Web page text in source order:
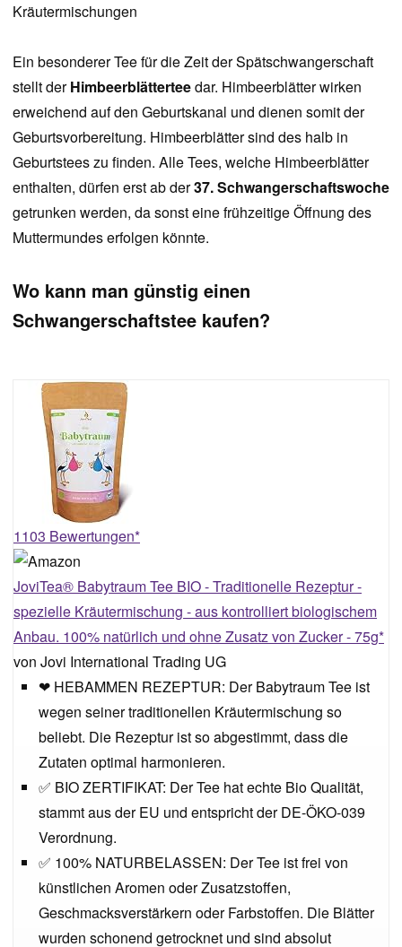
Kräutermischungen
Ein besonderer Tee für die Zeit der Spätschwangerschaft
stellt derHimbeerblätterteedar. Himbeerblätter wirken
erweichend auf den Geburtskanal und dienen somit der
Geburtsvorbereitung. Himbeerblätter sind des halb in
Geburtstees zu finden. Alle Tees, welche Himbeerblätter
enthalten, dürfen erst ab der37. Schwangerschaftswoche
getrunken werden, da sonst eine frühzeitige Öffnung des
Muttermundes erfolgen könnte.
Wo kann man günstig einen
Schwangerschaftstee kaufen?
1103 Bewertungen*
JoviTea® Babytraum Tee BIO - Traditionelle Rezeptur -
spezielle Kräutermischung - aus kontrolliert biologischem
Anbau. 100% natürlich und ohne Zusatz von Zucker - 75g*
von Jovi International Trading UG
❤ HEBAMMEN REZEPTUR: Der Babytraum Tee ist
wegen seiner traditionellen Kräutermischung so
beliebt. Die Rezeptur ist so abgestimmt, dass die
Zutaten optimal harmonieren.
✅ BIO ZERTIFIKAT: Der Tee hat echte Bio Qualität,
stammt aus der EU und entspricht der DE-ÖKO-039
Verordnung.
✅ 100% NATURBELASSEN: Der Tee ist frei von
künstlichen Aromen oder Zusatzstoffen,
Geschmacksverstärkern oder Farbstoffen. Die Blätter
wurden schonend getrocknet und sind absolut